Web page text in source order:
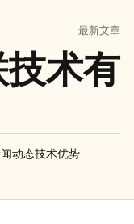
最新文章
术有
动态技术优势